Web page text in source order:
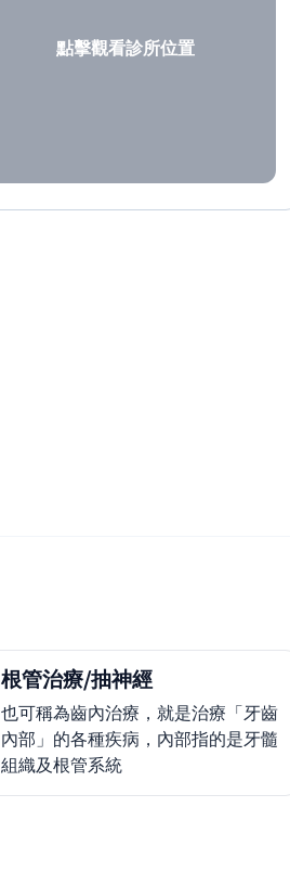
點擊觀看診所位置
根管治療/抽神經
也可稱為齒內治療，就是治療「牙齒
內部」的各種疾病，內部指的是牙髓
組織及根管系統